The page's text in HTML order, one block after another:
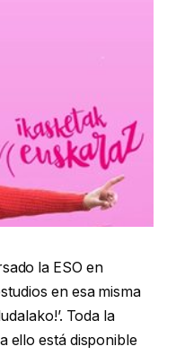
la ESO en
en esa misma
Toda la
ello está disponible